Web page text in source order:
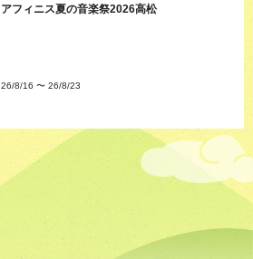
アフィニス夏の音楽祭2026高松
26/8/16 〜 26/8/23